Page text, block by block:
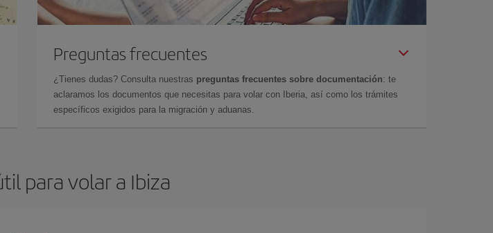
Preguntas frecuentes
¿Tienes dudas? Consulta nuestras preguntas frecuentes sobre documentación: te
aclaramos los documentos que necesitas para volar con Iberia, así como los trámites
específicos exigidos para la migración y aduanas.
para volar a Ibiza